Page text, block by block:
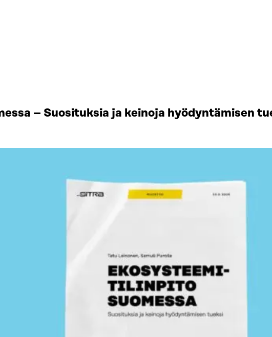
– Suosituksia ja keinoja hyödyntämisen